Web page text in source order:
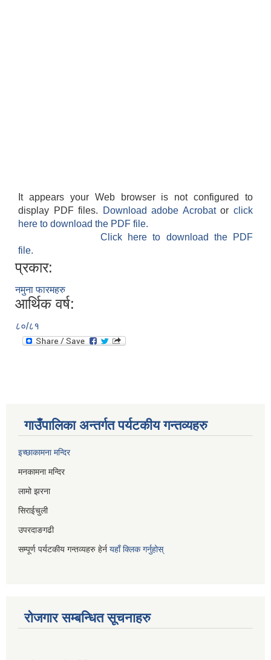
It appears your Web browser is not configured to
display PDF files.
Download adobe Acrobatorclick
here to download the PDF file.
Click here to download the PDF
file.
प्रकार:
नमुना फारमहरु
आर्थिक वर्ष:
८०/८१
गाउँपालिका अन्तर्गत पर्यटकीय गन्तव्यहरु
इच्छाकामना मन्दिर
मनकामना मन्दिर
लामो झरना
सिराईचुली
उपरदाङगढी
सम्पूर्ण पर्यटकीय गन्तव्यहरु हेर्न यहाँ क्लिक गर्नुहोस्
रोजगार सम्बन्धित सूचनाहरु